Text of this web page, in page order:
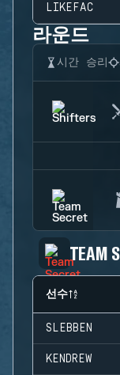
LIKEFAC
라운드
시간 승리
TEAM
선수
SLEBBEN
KENDREW